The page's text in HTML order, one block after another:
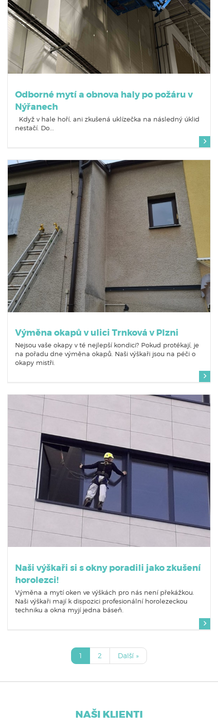
Odborné mytí a obnova haly po požáru v
Nýřanech
Když v hale hoří, ani zkušená uklízečka na následný úklid
nestačí. Do...
Výměna okapů v ulici Trnková v Plzni
Nejsou vaše okapy v té nejlepší kondici? Pokud protékají, je
na pořadu dne výměna okapů. Naši výškaři jsou na péči o
okapy mistři.
Naši výškaři si s okny poradili jako zkušení
horolezci!
Výměna a mytí oken ve výškách pro nás není překážkou.
Naši výškaři mají k dispozici profesionální horolezeckou
techniku a okna myjí jedna báseň.
1 2 Další »
NAŠI KLIENTI